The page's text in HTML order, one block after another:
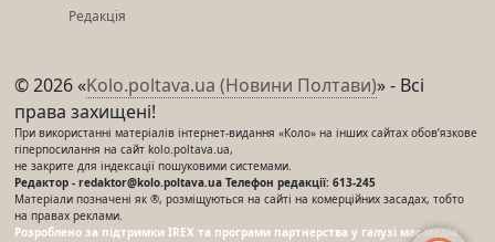
Редакція
© 2026 «Kolo.poltava.ua (Новини Полтави)» - Всі
права захищені!
При використанні матеріалів інтернет-видання «Коло» на інших сайтах обов’язкове
гіперпосилання на сайт kolo.poltava.ua,
не закрите для індексації пошуковими системами.
Редактор - redaktor@kolo.poltava.ua Телефон редакції: 613-245
Матеріали позначені як ®, розміщуються на сайті на комерційних засадах, тобто
на правах реклами.
Розроблено за підтримки IREX та програми партнерства у галузі мас-медіа